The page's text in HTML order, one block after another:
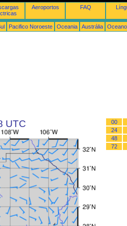
Aeroportos FAQ
Pacifico Noroeste Oceania Austrália
UTC 00
24
48
72